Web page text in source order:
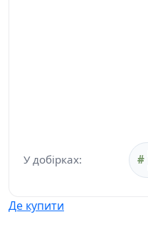
У добірках:
Де купити